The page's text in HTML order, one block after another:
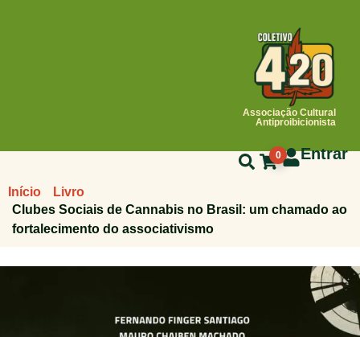
Associação Cultural
Antiproibicionista
0 Entrar
Início
Livro
Clubes Sociais de Cannabis no Brasil: um chamado ao
fortalecimento do associativismo